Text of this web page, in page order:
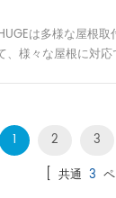
は多様な屋根取
、様々な屋根に対
1 2 3
[ 共通 3